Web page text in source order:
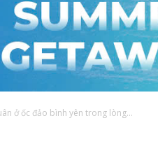
ở ốc đảo bình yên trong lòng...